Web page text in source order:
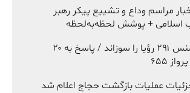
مراسم وداع و تشییع پیکر رهبر
اسلامی + پوشش لحظه‌به‌لحظه
ناو وینسنس ۲۹۱ رؤیا را سوزاند / پاسخ به ۲۰
۶۵۵
عملیات بازگشت حجاج اعلام شد